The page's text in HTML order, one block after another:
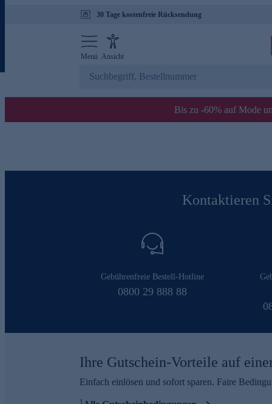
30 Tage kostenfreie Rücksendung
Menü Ansicht
Bis zu -60% auf Mode
Kontaktieren
Gebührenfreie Bestell-Hotline
0800 29 888 88
Ihre Gutschein-Vorteile auf
Einfach einlösen und sofort sparen. Faire